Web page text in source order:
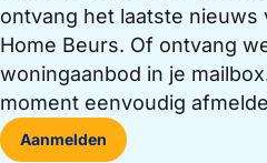
ontvang het laatste nieuws
Home Beurs. Of ontvang
woningaanbod in je
moment eenvoudig
Aanmelden